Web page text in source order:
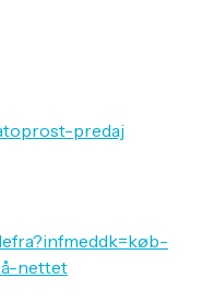
predaj
nettet